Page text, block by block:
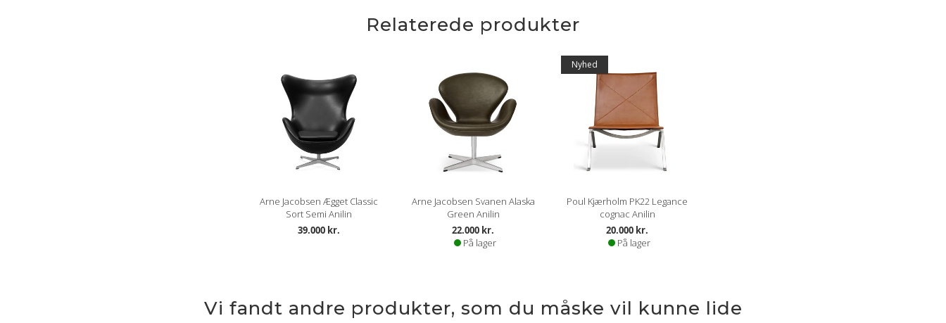
Relaterede produkter
Arne Jacobsen Ægget Classic
Sort Semi Anilin
39.000 kr.
Arne Jacobsen Svanen Alaska
Green Anilin
22.000 kr.
På lager
Nyhed
Poul Kjærholm PK22 Legance
cognac Anilin
20.000 kr.
På lager
Vi fandt andre produkter, som du måske vil kunne lide